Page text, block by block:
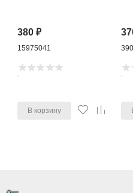
380₽
15975041
В корзину